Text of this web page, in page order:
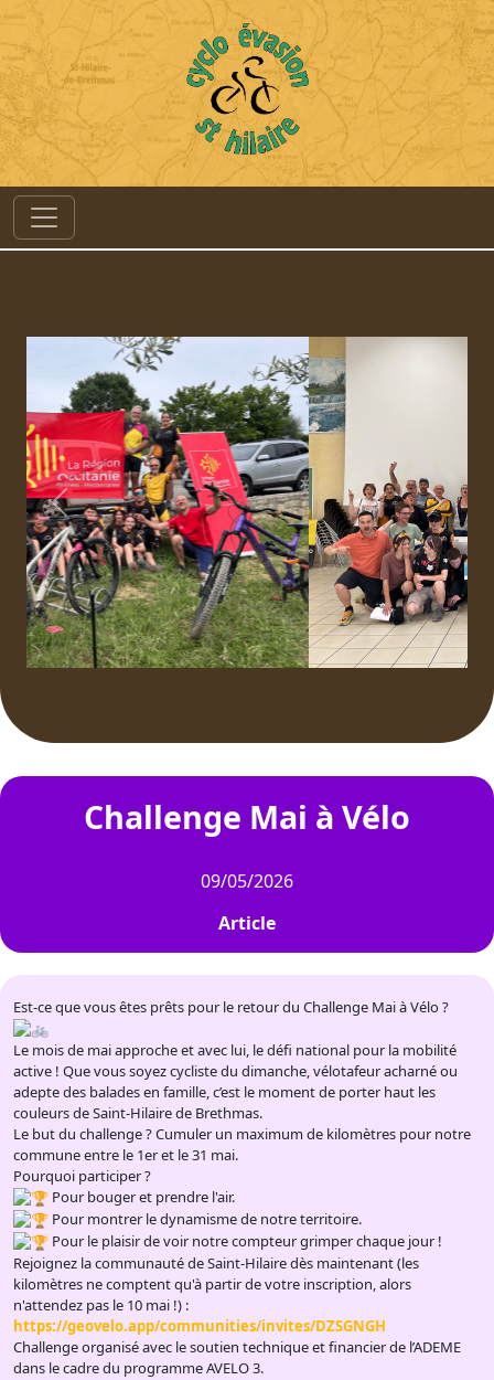
Previous Next
Challenge Mai à Vélo
09/05/2026
Article
Est-ce que vous êtes prêts pour le retour du Challenge Mai à Vélo ?
Le mois de mai approche et avec lui, le défi national pour la mobilité
active ! Que vous soyez cycliste du dimanche, vélotafeur acharné ou
adepte des balades en famille, c’est le moment de porter haut les
couleurs de Saint-Hilaire de Brethmas.
Le but du challenge ? Cumuler un maximum de kilomètres pour notre
commune entre le 1er et le 31 mai.
Pourquoi participer ?
Pour bouger et prendre l'air.
Pour montrer le dynamisme de notre territoire.
Pour le plaisir de voir notre compteur grimper chaque jour !
Rejoignez la communauté de Saint-Hilaire dès maintenant (les
kilomètres ne comptent qu'à partir de votre inscription, alors
n'attendez pas le 10 mai !) :
https://geovelo.app/communities/invites/DZSGNGH
Challenge organisé avec le soutien technique et financier de l’ADEME
dans le cadre du programme AVELO 3.